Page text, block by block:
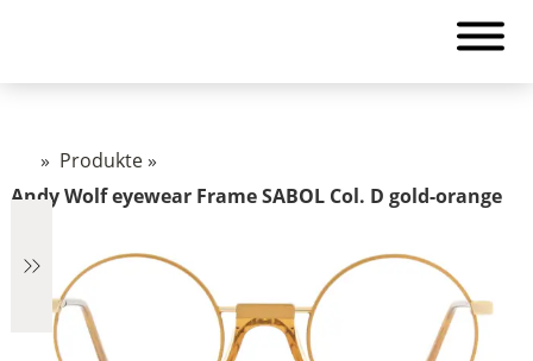
» Produkte»
Andy Wolf eyewear Frame SABOL Col. D gold-orange